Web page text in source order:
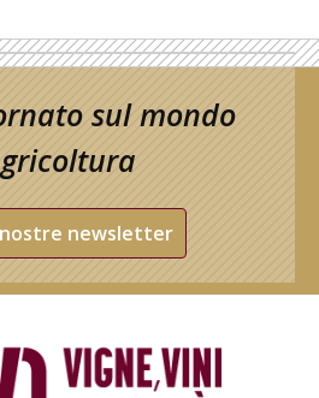
sul mondo
newsletter